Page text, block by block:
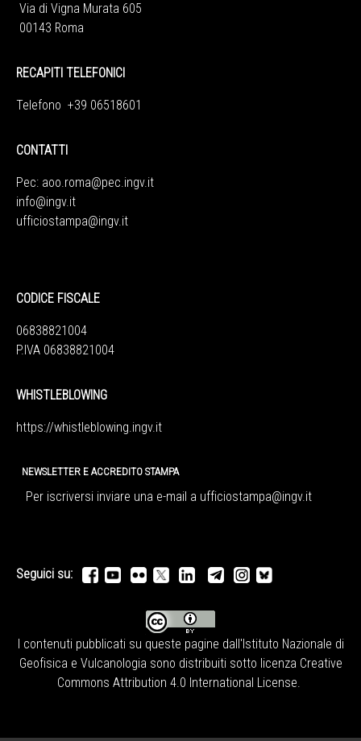
Via di Vigna Murata 605
00143 Roma
RECAPITI TELEFONICI
Telefono +39 06518601
CONTATTI
Pec: aoo.roma@pec.ingv.it
info@ingv.it
ufficiostampa@ingv.it
CODICE FISCALE
06838821004
P.IVA 06838821004
WHISTLEBLOWING
https://whistleblowing.ingv.it
NEWSLETTER E ACCREDITO STAMPA
Per iscriversi inviare una e-mail a ufficiostampa@ingv.it
Seguici su:
I contenuti pubblicati su queste pagine dall' Istituto Nazionale di
Geofisica e Vulcanologia sono distribuiti sotto licenza Creative
Commons Attribution 4.0 International License.